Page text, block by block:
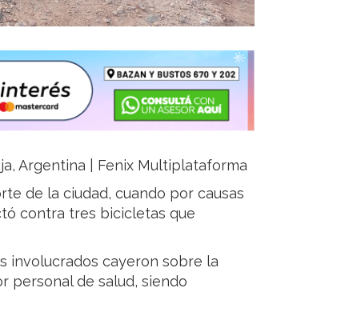
Argentina | Fenix Multiplataforma
de la ciudad, cuando por causas
contra tres bicicletas que
involucrados cayeron sobre la
personal de salud, siendo